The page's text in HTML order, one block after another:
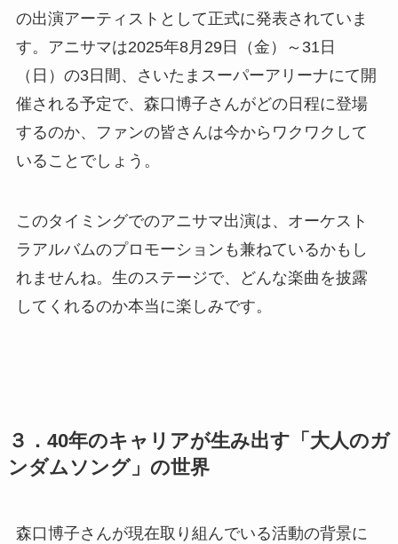
の出演アーティストとして正式に発表されていま
す。アニサマは2025年8月29日（金）～31日
（日）の3日間、さいたまスーパーアリーナにて開
催される予定で、森口博子さんがどの日程に登場
するのか、ファンの皆さんは今からワクワクして
いることでしょう。
このタイミングでのアニサマ出演は、オーケスト
ラアルバムのプロモーションも兼ねているかもし
れませんね。生のステージで、どんな楽曲を披露
してくれるのか本当に楽しみです。
３．40年のキャリアが生み出す「大人のガ
ンダムソング」の世界
森口博子さんが現在取り組んでいる活動の背景に